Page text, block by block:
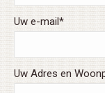
Uw e-mail*
Uw Adres en